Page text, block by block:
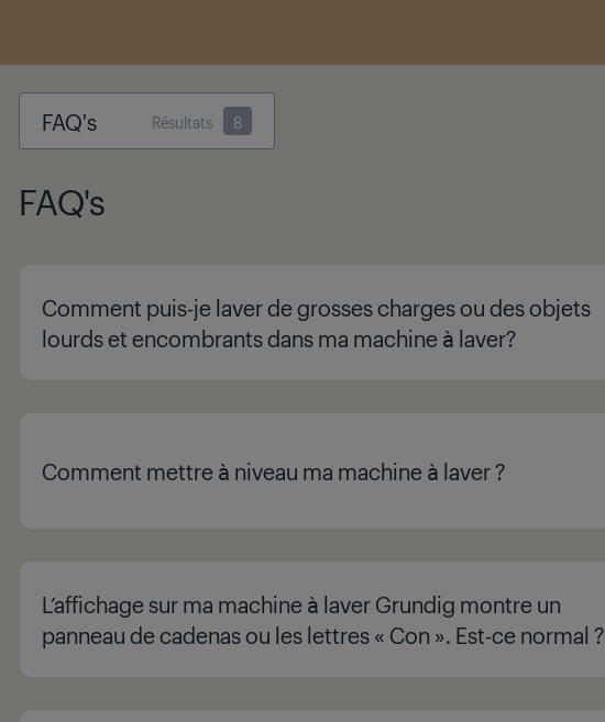
FAQ's Résultats 8
FAQ's
Comment puis-je laver de grosses charges ou des objets
lourds et encombrants dans ma machine à laver?
Comment mettre à niveau ma machine à laver ?
L’affichage sur ma machine à laver Grundig montre un
panneau de cadenas ou les lettres « Con ». Est-ce normal ?